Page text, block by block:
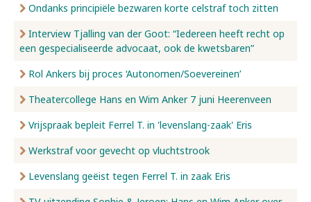
Ondanks principiële bezwaren korte celstraf toch zitten
Interview Tjalling van der Goot: “Iedereen heeft recht op
een gespecialiseerde advocaat, ook de kwetsbaren”
Rol Ankers bij proces ‘Autonomen/Soevereinen’
Theatercollege Hans en Wim Anker 7 juni Heerenveen
Vrijspraak bepleit Ferrel T. in 'levenslang-zaak' Eris
Werkstraf voor gevecht op vluchtstrook
Levenslang geëist tegen Ferrel T. in zaak Eris